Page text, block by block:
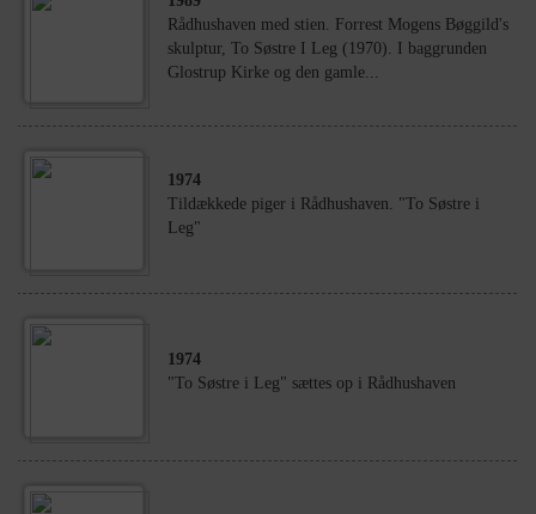
Rådhushaven med stien. Forrest Mogens Bøggild's
skulptur, To Søstre I Leg (1970). I baggrunden
Glostrup Kirke og den gamle...
1974
Tildækkede piger i Rådhushaven. "To Søstre i
Leg"
1974
"To Søstre i Leg" sættes op i Rådhushaven